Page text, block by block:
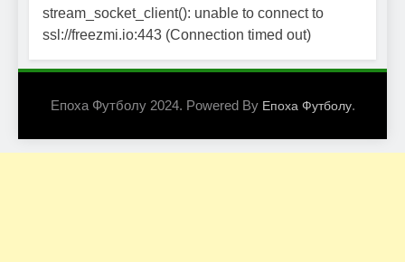
stream_socket_client(): unable to connect to
ssl://freezmi.io:443 (Connection timed out)
Епоха Футболу 2024. Powered By Епоха Футболу.